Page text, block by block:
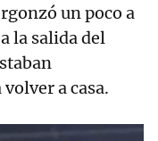
un poco a
la salida del
a casa.